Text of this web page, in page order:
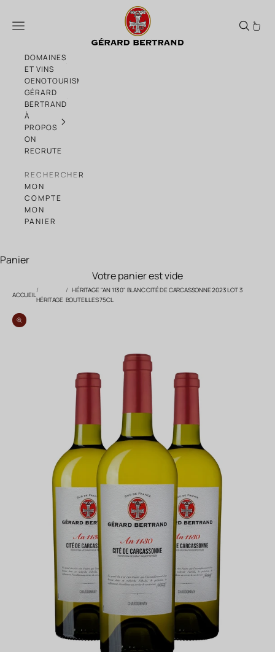
Héritage "An 1130" blanc Cité de
Menu
DOMAINES
ET VINS
OENOTOURISME
GÉRARD
BERTRAND
À
PROPOS
ON
RECRUTE
RECHERCHER
MON
COMPTE
MON
PANIER
Panier
Votre panier est vide
ACCUEIL
HÉRITAGE
HÉRITAGE "AN 1130" BLANC CITÉ DE CARCASSONNE 2023 LOT 3
BOUTEILLES 75CL
Zoomer sur l'image